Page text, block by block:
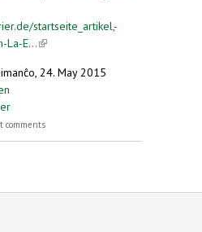
startseite_artikel,-
La-E...(link is external)
24. May 2015
auch La Esperanto-Urbo
comments